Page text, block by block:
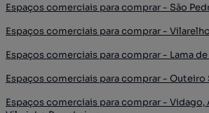
Espaços comerciais para comprar - São
Espaços comerciais para comprar -
Espaços comerciais para comprar - Lama
Espaços comerciais para comprar - Outeiro
Espaços comerciais para comprar - Vidago,